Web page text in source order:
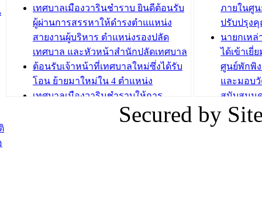
ถักทอผลิตภัณฑ์จากถุงพลาสติก)
บทความ อื่นๆ ...
ปรึกษาห
วัยของอ
บทความ อื่นๆ ...
เทศบาลเมืองวารินชำราบ ยินดีต้อนรับ
ผู้ผ่านการสรรหาให้ดำรงตำแแหน่ง
สายงานผู้บริหาร ตำแหน่งรองปลัด
เทศบาล และหัวหน้าสำนักปลัดเทศบาล
ต้อนรับเจ้าหน้าที่เทศบาลใหม่ซึ่งได้รับ
โอน ย้ายมาใหม่ใน 4 ตำแหน่ง
เทศบาลเมืองวารินชำราบให้การ
ต้อนรับพนักงานเทศบาลผู้ผ่านการ
สรรหาให้ดำรงตำแหน่งสายงานผู้
ภายในศู
ปรับปรุง
นายกเห
ได้เข้าเยี่
ศูนย์พักพิ
และมอบ
สนับสนุน
ภัยน้ำท่วม
ภาพบรร
Secured by